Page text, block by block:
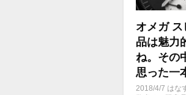
オメガ
品は魅力
ね。その
思った一
2018/4/7 はな